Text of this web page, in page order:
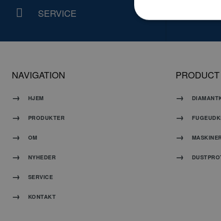
SERVICE
NAVIGATION
HJEM
PRODUKTER
OM
NYHEDER
SERVICE
KONTAKT
Navn
PHPSESSID